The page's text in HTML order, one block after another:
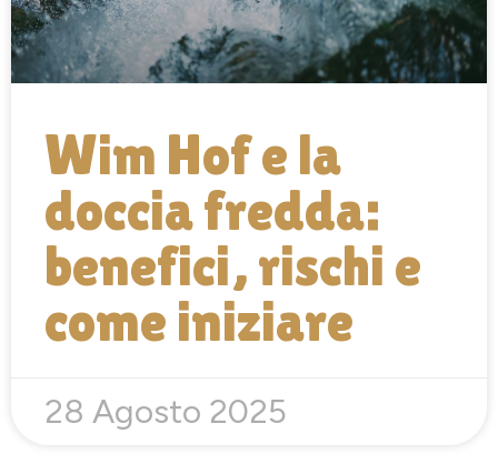
Wim Hof e la
doccia fredda:
benefici, rischi e
come iniziare
28 Agosto 2025